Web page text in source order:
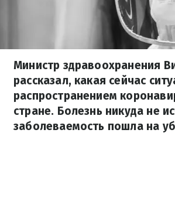
Министр здравоохранения
рассказал, какая сейчас
распространением
стране. Болезнь никуда не
заболеваемость пошла на